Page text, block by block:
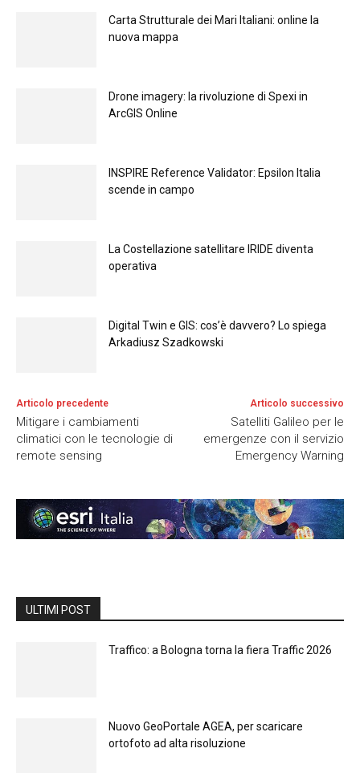
Carta Strutturale dei Mari Italiani: online la
nuova mappa
Drone imagery: la rivoluzione di Spexi in
ArcGIS Online
INSPIRE Reference Validator: Epsilon Italia
scende in campo
La Costellazione satellitare IRIDE diventa
operativa
Digital Twin e GIS: cos’è davvero? Lo spiega
Arkadiusz Szadkowski
Articolo precedente
Mitigare i cambiamenti
climatici con le tecnologie di
remote sensing
Articolo successivo
Satelliti Galileo per le
emergenze con il servizio
Emergency Warning
ULTIMI POST
Traffico: a Bologna torna la fiera Traffic 2026
Nuovo GeoPortale AGEA, per scaricare
ortofoto ad alta risoluzione